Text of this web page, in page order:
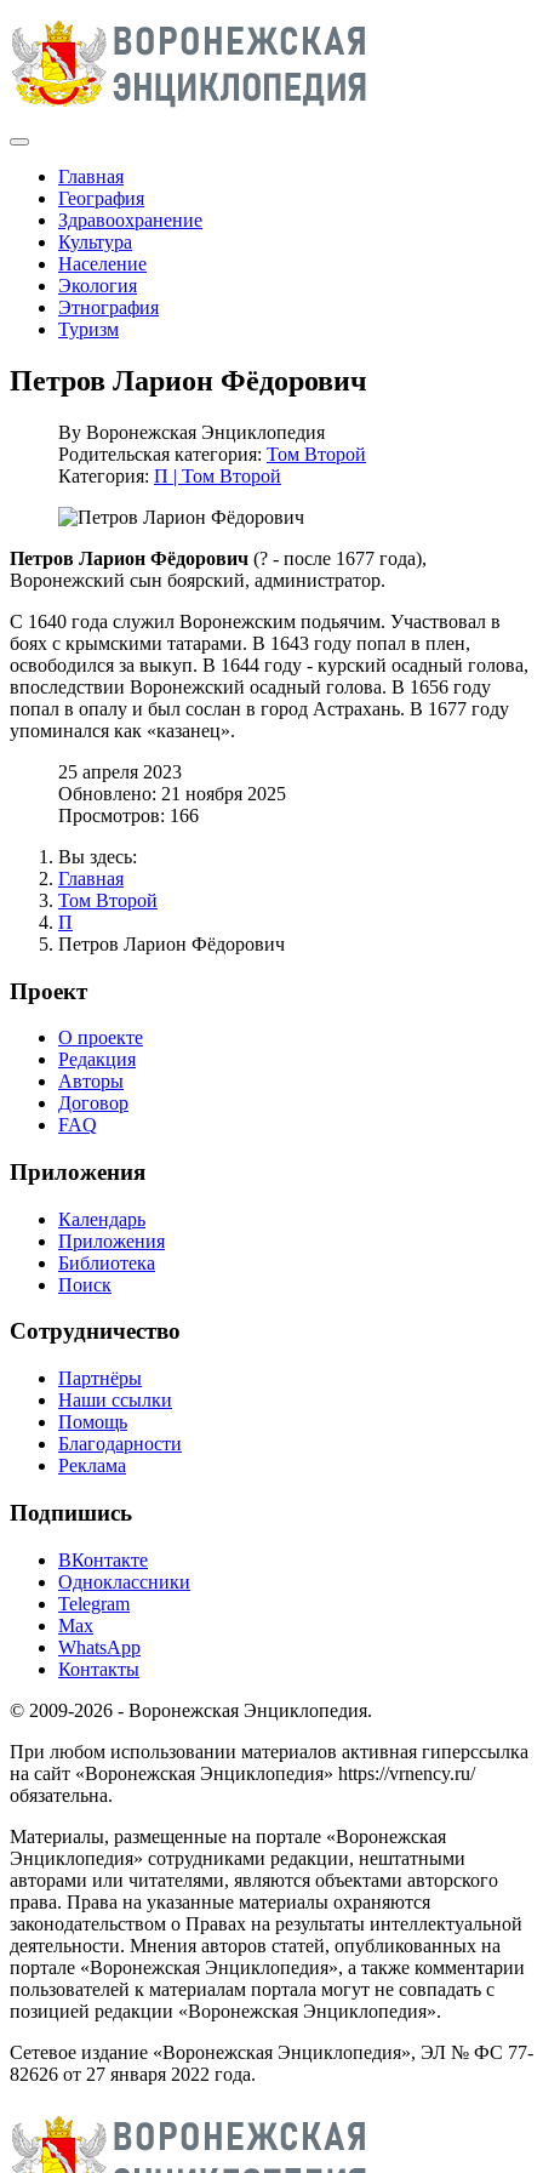
Главная
География
Здравоохранение
Культура
Население
Экология
Этнография
Туризм
Петров Ларион Фёдорович
By Воронежская Энциклопедия
Родительская категория: Том Второй
Категория: П | Том Второй
Петров Ларион Фёдорович (? - после 1677 года),
Воронежский сын боярский, администратор.
С 1640 года служил Воронежским подьячим. Участвовал в
боях с крымскими татарами. В 1643 году попал в плен,
освободился за выкуп. В 1644 году - курский осадный голова,
впоследствии Воронежский осадный голова. В 1656 году
попал в опалу и был сослан в город Астрахань. В 1677 году
упоминался как «казанец».
25 апреля 2023
Обновлено: 21 ноября 2025
Просмотров: 166
Вы здесь:
Главная
Том Второй
П
Петров Ларион Фёдорович
Проект
О проекте
Редакция
Авторы
Договор
FAQ
Приложения
Календарь
Приложения
Библиотека
Поиск
Сотрудничество
Партнёры
Наши ссылки
Помощь
Благодарности
Реклама
Подпишись
ВКонтакте
Одноклассники
Telegram
Max
WhatsApp
Контакты
© 2009-2026 - Воронежская Энциклопедия.
При любом использовании материалов активная гиперссылка
на сайт «Воронежская Энциклопедия» https://vrnency.ru/
обязательна.
Материалы, размещенные на портале «Воронежская
Энциклопедия» сотрудниками редакции, нештатными
авторами или читателями, являются объектами авторского
права. Права на указанные материалы охраняются
законодательством о Правах на результаты интеллектуальной
деятельности. Мнения авторов статей, опубликованных на
портале «Воронежская Энциклопедия», а также комментарии
пользователей к материалам портала могут не совпадать с
позицией редакции «Воронежская Энциклопедия».
Сетевое издание «Воронежская Энциклопедия», ЭЛ № ФС 77-
82626 от 27 января 2022 года.